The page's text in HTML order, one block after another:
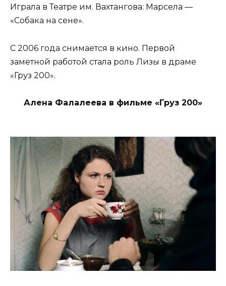
Играла в Театре им. Вахтангова: Марсела —
«Собака на сене».
С 2006 года снимается в кино. Первой
заметной работой стала роль Лизы в драме
«Груз 200».
Алена Фалалеева в фильме «Груз 200»